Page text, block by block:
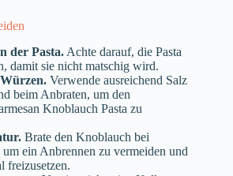
der Pasta. Achte darauf, die Pasta
damit sie nicht matschig wird.
Verwende ausreichend Salz
beim Anbraten, um den
Knoblauch Pasta zu
Brate den Knoblauch bei
ein Anbrennen zu vermeiden und
freizusetzen.